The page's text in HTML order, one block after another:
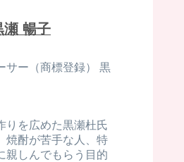
瀬 暢子
サー（商標登録） 黒
りを広めた黒瀬杜氏
焼酎が苦手な人、特
親しんでもらう目的